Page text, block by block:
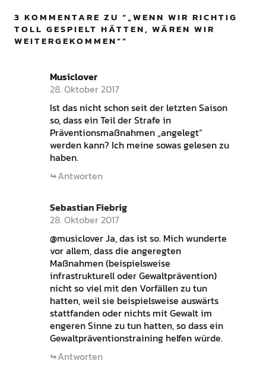
3 KOMMENTARE ZU “„WENN WIR RICHTIG
TOLL GESPIELT HÄTTEN, WÄREN WIR
WEITERGEKOMMEN“”
Musiclover
28. Oktober 2017
Ist das nicht schon seit der letzten Saison
so, dass ein Teil der Strafe in
Präventionsmaßnahmen „angelegt“
werden kann? Ich meine sowas gelesen zu
haben.
Antworten
Sebastian Fiebrig
28. Oktober 2017
@musiclover Ja, das ist so. Mich wunderte
vor allem, dass die angeregten
Maßnahmen (beispielsweise
infrastrukturell oder Gewaltprävention)
nicht so viel mit den Vorfällen zu tun
hatten, weil sie beispielsweise auswärts
stattfanden oder nichts mit Gewalt im
engeren Sinne zu tun hatten, so dass ein
Gewaltpräventionstraining helfen würde.
Antworten